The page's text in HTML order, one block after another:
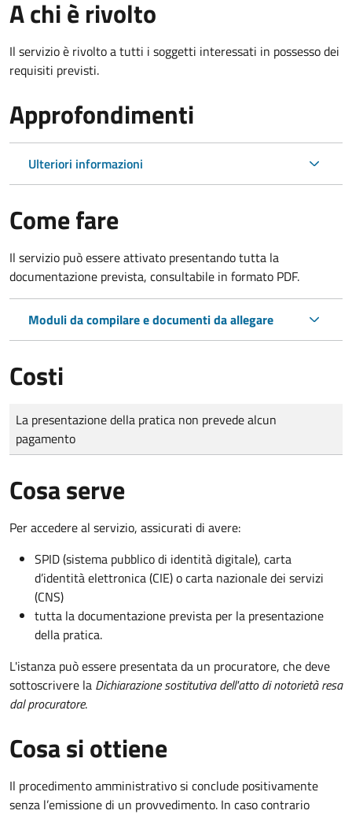
A chi è rivolto
Il servizio è rivolto a tutti i soggetti interessati in possesso dei
requisiti previsti.
Approfondimenti
Ulteriori informazioni
Come fare
Il servizio può essere attivato presentando tutta la
documentazione prevista, consultabile in formato PDF.
Moduli da compilare e documenti da allegare
Costi
Tipo di pagamento
Importo
La presentazione della pratica non prevede alcun
pagamento
Cosa serve
Per accedere al servizio, assicurati di avere:
SPID (sistema pubblico di identità digitale), carta
d’identità elettronica (CIE) o carta nazionale dei servizi
(CNS)
tutta la documentazione prevista per la presentazione
della pratica.
L'istanza può essere presentata da un procuratore, che deve
sottoscrivere la Dichiarazione sostitutiva dell'atto di notorietà resa
dal procuratore.
Cosa si ottiene
Il procedimento amministrativo si conclude positivamente
senza l’emissione di un provvedimento. In caso contrario